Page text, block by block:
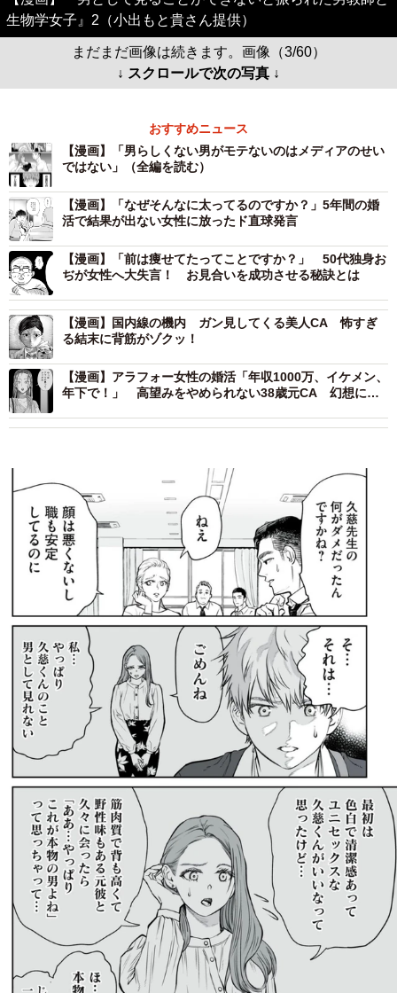
生物学女子』2（小出もと貴さん提供）
まだまだ画像は続きます。画像（3/60）
↓ スクロールで次の写真 ↓
おすすめニュース
【漫画】「男らしくない男がモテないのはメディアのせい
ではない」（全編を読む）
【漫画】「なぜそんなに太ってるのですか？」5年間の婚
活で結果が出ない女性に放ったド直球発言
【漫画】「前は痩せてたってことですか？」 50代独身お
ぢが女性へ大失言！ お見合いを成功させる秘訣とは
【漫画】国内線の機内 ガン見してくる美人CA 怖すぎ
る結末に背筋がゾクッ！
【漫画】アラフォー女性の婚活「年収1000万、イケメン、
年下で！」 高望みをやめられない38歳元CA 幻想に弄